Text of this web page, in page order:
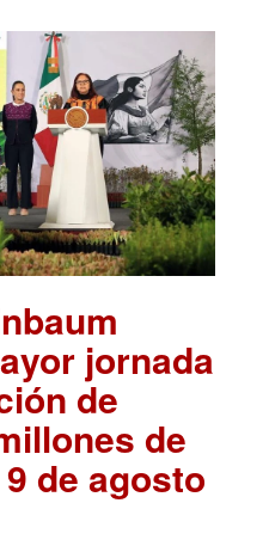
jornada
de
de
de agosto